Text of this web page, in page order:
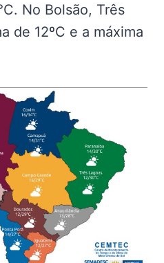
No Bolsão, Três
de 12ºC e a máxima